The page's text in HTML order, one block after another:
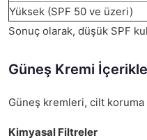
Yüksek (SPF 50 ve üzeri)
Sonuç olarak, düşük SPF
Güneş Kremi
Güneş kremleri, cilt
Kimyasal Filtreler